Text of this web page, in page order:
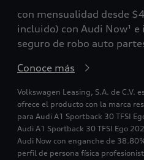
con mensualidad desde
incluido) con Audi Now¹ e
seguro de robo auto
Conoce más
Volkswagen Leasing, S.A. de C.V.
ofrece el producto con la marca
para Audi A1 Sportback 30 TFSI
Audi A1 Sportback 30 TFSI Ego
Audi Now con enganche de
perfil de persona física